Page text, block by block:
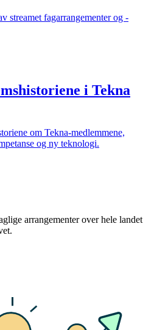
streamet fagarrangementer og -
i Tekna
om Tekna-medlemmene,
og ny teknologi.
arrangementer over hele landet